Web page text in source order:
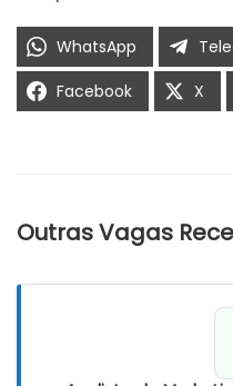
WhatsApp
Facebook
X
Outras Vagas